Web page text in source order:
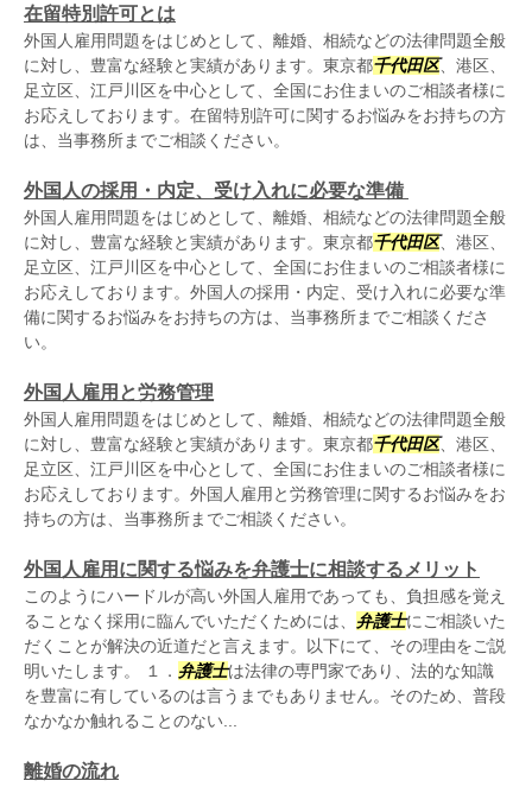
在留特別許可とは
外国人雇用問題をはじめとして、離婚、相続などの法律問題全般
に対し、豊富な経験と実績があります。東京都千代田区、港区、
足立区、江戸川区を中心として、全国にお住まいのご相談者様に
お応えしております。在留特別許可に関するお悩みをお持ちの方
は、当事務所までご相談ください。
外国人の採用・内定、受け入れに必要な準備
外国人雇用問題をはじめとして、離婚、相続などの法律問題全般
に対し、豊富な経験と実績があります。東京都千代田区、港区、
足立区、江戸川区を中心として、全国にお住まいのご相談者様に
お応えしております。外国人の採用・内定、受け入れに必要な準
備に関するお悩みをお持ちの方は、当事務所までご相談くださ
い。
外国人雇用と労務管理
外国人雇用問題をはじめとして、離婚、相続などの法律問題全般
に対し、豊富な経験と実績があります。東京都千代田区、港区、
足立区、江戸川区を中心として、全国にお住まいのご相談者様に
お応えしております。外国人雇用と労務管理に関するお悩みをお
持ちの方は、当事務所までご相談ください。
外国人雇用に関する悩みを弁護士に相談するメリット
このようにハードルが高い外国人雇用であっても、負担感を覚え
ることなく採用に臨んでいただくためには、 弁護士にご相談いた
だくことが解決の近道だと言えます。以下にて、その理由をご説
明いたします。 １． 弁護士は法律の専門家であり、法的な知識
を豊富に有しているのは言うまでもありません。そのため、普段
なかなか触れることのない...
離婚の流れ